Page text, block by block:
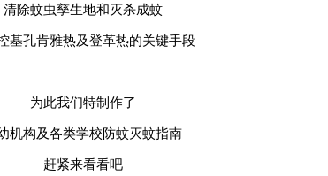
清除蚊虫孳生地和灭杀成蚊
基孔肯雅热及登革热的关键手段
为此我们特制作了
机构及各类学校防蚊灭蚊指南
赶紧来看看吧